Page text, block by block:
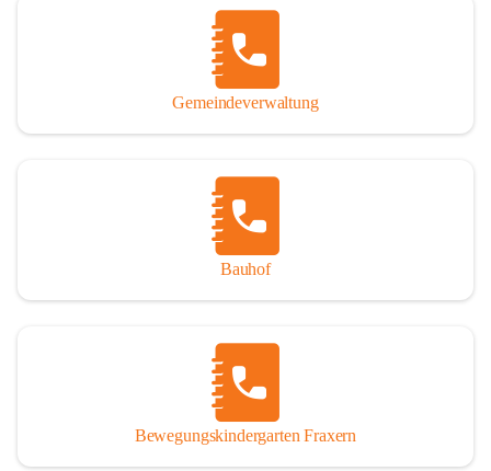
Gemeindeverwaltung
Bauhof
Bewegungskindergarten Fraxern